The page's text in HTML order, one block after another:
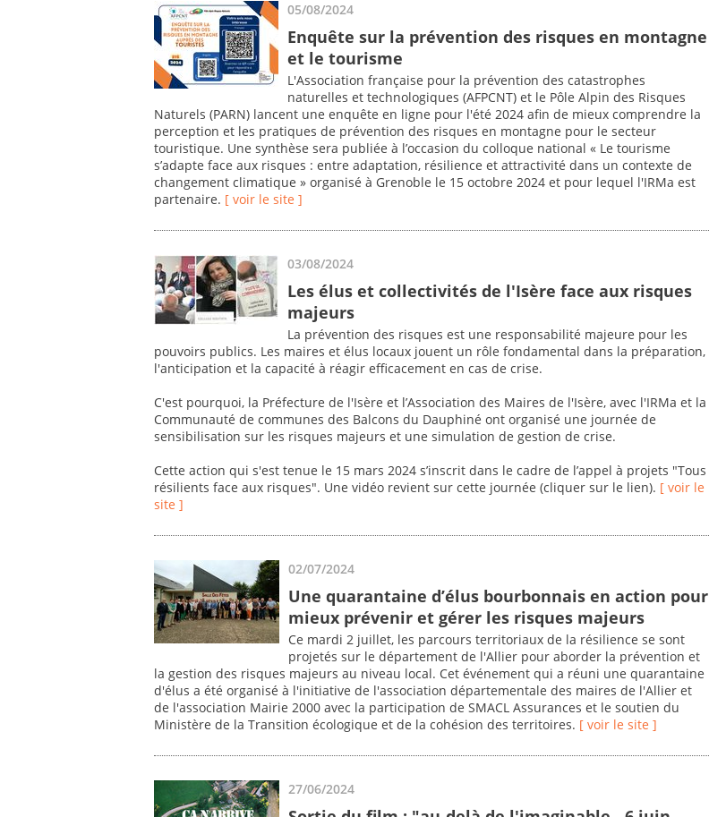
05/08/2024
Enquête sur la prévention des risques en montagne
et le tourisme
L'Association française pour la prévention des catastrophes
naturelles et technologiques (AFPCNT) et le Pôle Alpin des Risques
Naturels (PARN) lancent une enquête en ligne pour l'été 2024 afin de mieux comprendre la
perception et les pratiques de prévention des risques en montagne pour le secteur
touristique. Une synthèse sera publiée à l’occasion du colloque national « Le tourisme
s’adapte face aux risques : entre adaptation, résilience et attractivité dans un contexte de
changement climatique » organisé à Grenoble le 15 octobre 2024 et pour lequel l'IRMa est
partenaire. [ voir le site ]
03/08/2024
Les élus et collectivités de l'Isère face aux risques
majeurs
La prévention des risques est une responsabilité majeure pour les
pouvoirs publics. Les maires et élus locaux jouent un rôle fondamental dans la préparation,
l'anticipation et la capacité à réagir efficacement en cas de crise.
C'est pourquoi, la Préfecture de l'Isère et l’Association des Maires de l'Isère, avec l'IRMa et la
Communauté de communes des Balcons du Dauphiné ont organisé une journée de
sensibilisation sur les risques majeurs et une simulation de gestion de crise.
Cette action qui s'est tenue le 15 mars 2024 s’inscrit dans le cadre de l’appel à projets "Tous
résilients face aux risques". Une vidéo revient sur cette journée (cliquer sur le lien). [ voir le
site ]
02/07/2024
Une quarantaine d’élus bourbonnais en action pour
mieux prévenir et gérer les risques majeurs
Ce mardi 2 juillet, les parcours territoriaux de la résilience se sont
projetés sur le département de l'Allier pour aborder la prévention et
la gestion des risques majeurs au niveau local. Cet événement qui a réuni une quarantaine
d'élus a été organisé à l'initiative de l'association départementale des maires de l'Allier et
de l'association Mairie 2000 avec la participation de SMACL Assurances et le soutien du
Ministère de la Transition écologique et de la cohésion des territoires. [ voir le site ]
27/06/2024